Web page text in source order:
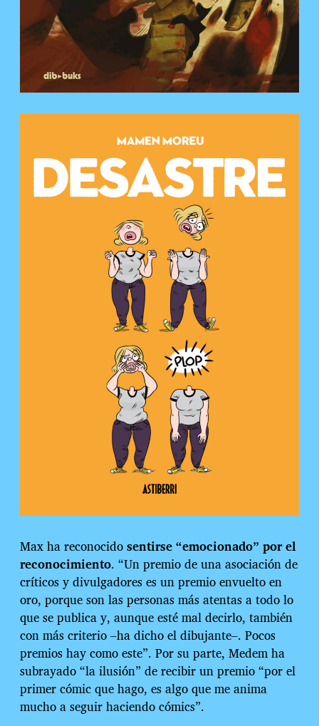
Max ha reconocidosentirse “emocionado” por el
reconocimiento. “Un premio de una asociación de
críticos y divulgadores es un premio envuelto en
oro, porque son las personas más atentas a todo lo
que se publica y, aunque esté mal decirlo, también
con más criterio –ha dicho el dibujante–. Pocos
premios hay como este”. Por su parte, Medem ha
subrayado “la ilusión” de recibir un premio “por el
primer cómic que hago, es algo que me anima
mucho a seguir haciendo cómics”.